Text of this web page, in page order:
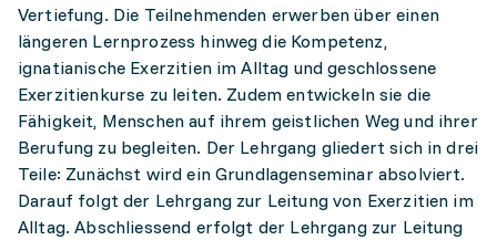
Vertiefung. Die Teilnehmenden erwerben über einen
längeren Lernprozess hinweg die Kompetenz,
ignatianische Exerzitien im Alltag und geschlossene
Exerzitienkurse zu leiten. Zudem entwickeln sie die
Fähigkeit, Menschen auf ihrem geistlichen Weg und ihrer
Berufung zu begleiten. Der Lehrgang gliedert sich in drei
Teile: Zunächst wird ein Grundlagenseminar absolviert.
Darauf folgt der Lehrgang zur Leitung von Exerzitien im
Alltag. Abschliessend erfolgt der Lehrgang zur Leitung